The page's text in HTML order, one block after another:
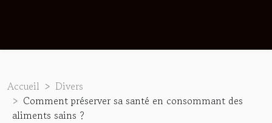
Accueil
Divers
Comment préserver sa santé en consommant des
aliments sains ?